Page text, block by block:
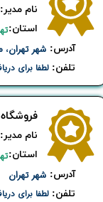
تلفن: لطفا برای
شهر تهران، ​آدرس:
نام ​مدیر:
استان:
شهر تهران ​آدرس:
نام ​مدیر:
استان:
تلفن: لطفا برای